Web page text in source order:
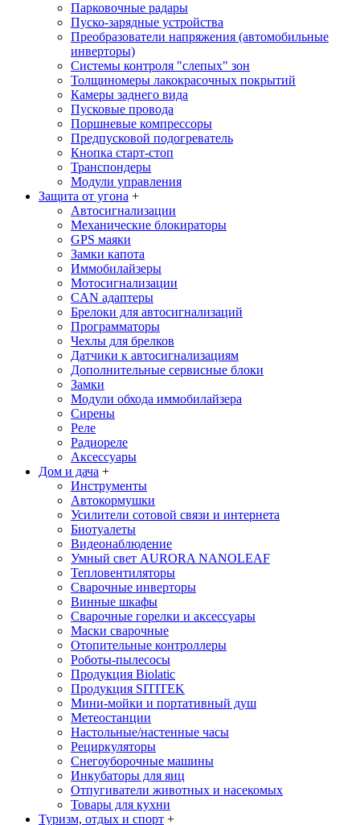
Парковочные радары
Пуско-зарядные устройства
Преобразователи напряжения (автомобильные
инверторы)
Системы контроля "слепых" зон
Толщиномеры лакокрасочных покрытий
Камеры заднего вида
Пусковые провода
Поршневые компрессоры
Предпусковой подогреватель
Кнопка старт-стоп
Транспондеры
Модули управления
Защита от угона +
Автосигнализации
Механические блoкираторы
GPS маяки
Замки капота
Иммобилайзеры
Мотосигнализации
CAN адаптеры
Брелоки для автосигнализаций
Программаторы
Чехлы для брелков
Датчики к автосигнализациям
Дополнительные сервисные блоки
Замки
Модули обхода иммобилайзера
Сирены
Реле
Радиореле
Аксессуары
Дом и дача +
Инструменты
Автокормушки
Усилители сотовой связи и интернета
Биотуалеты
Видеонаблюдение
Умный свет AURORA NANOLEAF
Тепловентиляторы
Сварочные инверторы
Винные шкафы
Сварочные горелки и аксессуары
Маски сварочные
Отопительные контроллеры
Роботы-пылесосы
Продукция Biolatic
Продукция SITITEK
Мини-мойки и портативный душ
Метеостанции
Настольные/настенные часы
Рециркуляторы
Снегоуборочные машины
Инкубаторы для яиц
Отпугиватели животных и насекомых
Товары для кухни
Туризм, отдых и спорт +